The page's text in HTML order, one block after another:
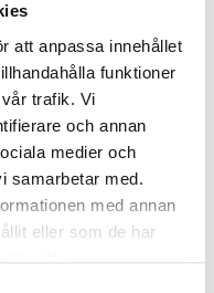
att anpassa innehållet
funktioner
trafik. Vi
och annan
medier och
samarbetar med.
med annan
eller som de har
tjänster.
R10-XXL 10x…
> 20m